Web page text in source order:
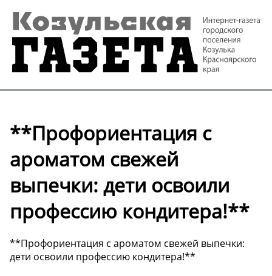
**Профориентация с
ароматом свежей
выпечки: дети освоили
профессию кондитера!**
**Профориентация с ароматом свежей выпечки:
дети освоили профессию кондитера!**